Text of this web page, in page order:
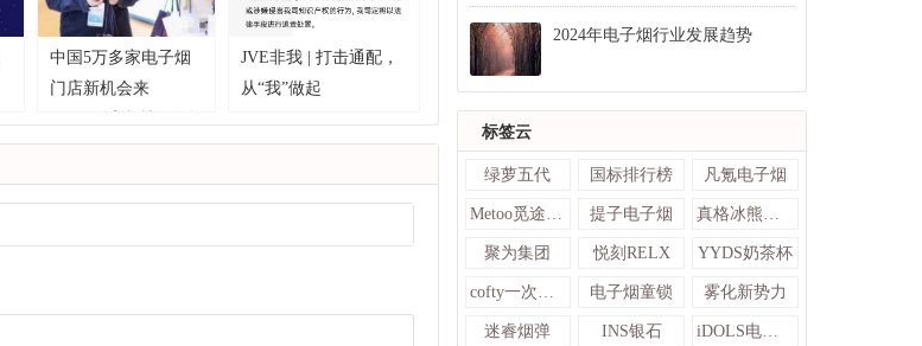
中国5万多家电子烟
门店新机会来
要飞起？！
JVE非我 | 打击通配，
从“我”做起
2024年电子烟行业发展趋势
标签云
绿萝五代 国标排行榜 凡氪电子烟
Metoo觅途电子烟 提子电子烟 真格冰熊电子烟官网
聚为集团 悦刻RELX YYDS奶茶杯
cofty一次性电子烟 电子烟童锁 雾化新势力​
迷睿烟弹 INS银石 iDOLS电子烟